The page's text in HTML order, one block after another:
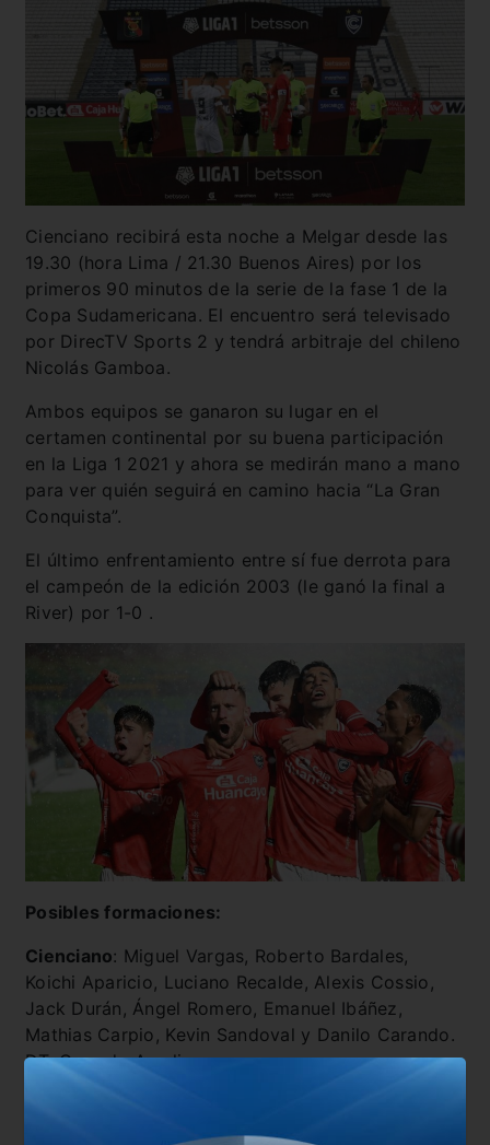
Cienciano recibirá esta noche a Melgar desde las
19.30 (hora Lima / 21.30 Buenos Aires) por los
primeros 90 minutos de la serie de la fase 1 de la
Copa Sudamericana. El encuentro será televisado
por DirecTV Sports 2 y tendrá arbitraje del chileno
Nicolás Gamboa.
Ambos equipos se ganaron su lugar en el
certamen continental por su buena participación
en la Liga 1 2021 y ahora se medirán mano a mano
para ver quién seguirá en camino hacia “La Gran
Conquista”.
El último enfrentamiento entre sí fue derrota para
el campeón de la edición 2003 (le ganó la final a
River) por 1-0 .
Posibles formaciones:
Cienciano: Miguel Vargas, Roberto Bardales,
Koichi Aparicio, Luciano Recalde, Alexis Cossio,
Jack Durán, Ángel Romero, Emanuel Ibáñez,
Mathias Carpio, Kevin Sandoval y Danilo Carando.
DT: Gerardo Ameli.
Melgar:
Galeano, Horacio Orzan, Paolo Reyna, Walter